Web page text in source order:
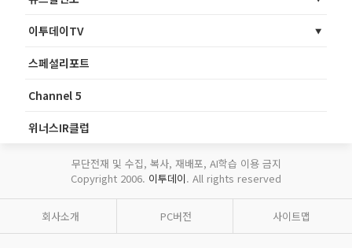
이투데이TV
스페셜리포트
Channel 5
위너스IR클럽
무단전재 및 수집, 복사, 재배포, AI학습 이용 금지
Copyright 2006. 이투데이. All rights reserved
회사소개 PC버전 사이트맵